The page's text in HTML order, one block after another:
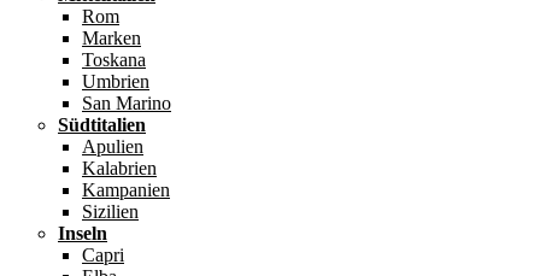
Rom
Marken
Toskana
Umbrien
San Marino
Südtitalien
Apulien
Kalabrien
Kampanien
Sizilien
Inseln
Capri